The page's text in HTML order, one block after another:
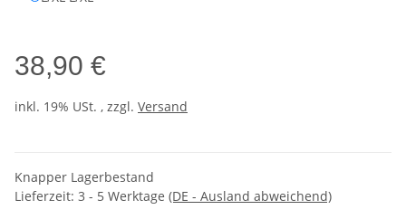
38,90 €
inkl. 19% USt. , zzgl. Versand
Knapper Lagerbestand
Lieferzeit: 3 - 5 Werktage (DE - Ausland abweichend)